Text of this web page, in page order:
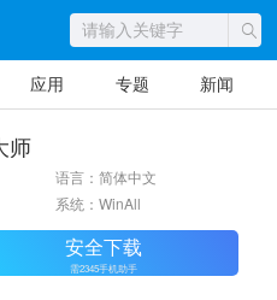
应用 专题 新闻
师
语言：简体中文
系统：WinAll
安全下载
需2345手机助手